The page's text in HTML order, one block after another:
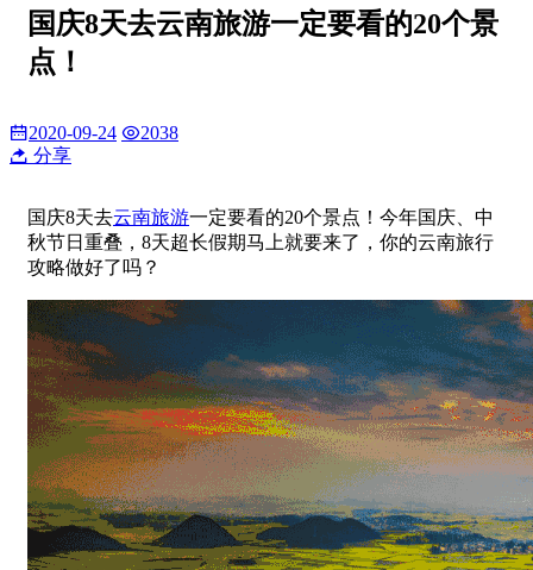
国庆8天去云南旅游一定要看的20个景
点！
2020-09-24
2038
分享
国庆8天去云南旅游一定要看的20个景点！今年国庆、中
秋节日重叠，8天超长假期马上就要来了，你的云南旅行
攻略做好了吗？